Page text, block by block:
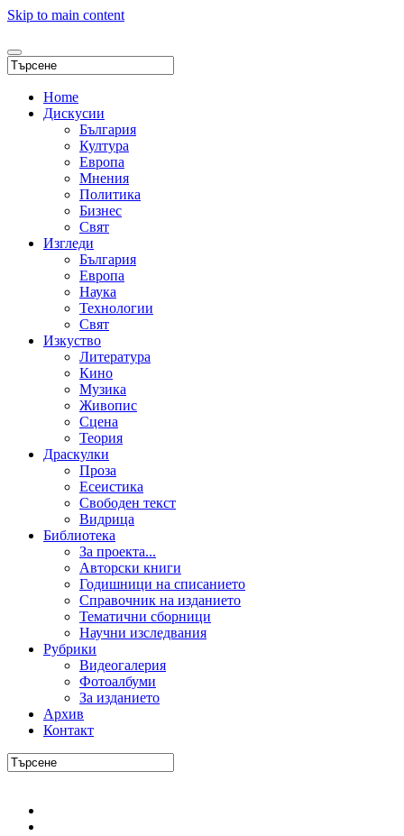
Skip to main content
Home
Дискусии
България
Култура
Европа
Мнения
Политика
Бизнес
Свят
Изгледи
България
Европа
Наука
Технологии
Свят
Изкуство
Литература
Кино
Музика
Живопис
Сцена
Теория
Драскулки
Проза
Есеистика
Свободен текст
Видрица
Библиотека
За проекта...
Авторски книги
Годишници на списанието
Справочник на изданието
Тематични сборници
Научни изследвания
Рубрики
Видеогалерия
Фотоалбуми
За изданието
Архив
Контакт